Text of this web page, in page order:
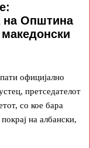
на Општина
официјално
претседателот
со кое бара
на албански,